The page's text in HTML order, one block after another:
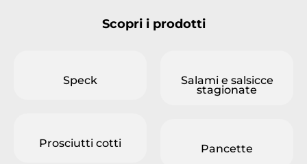
Scopri i prodotti
Speck
Prosciutti cotti
Salami e salsicce
stagionate
Pancette